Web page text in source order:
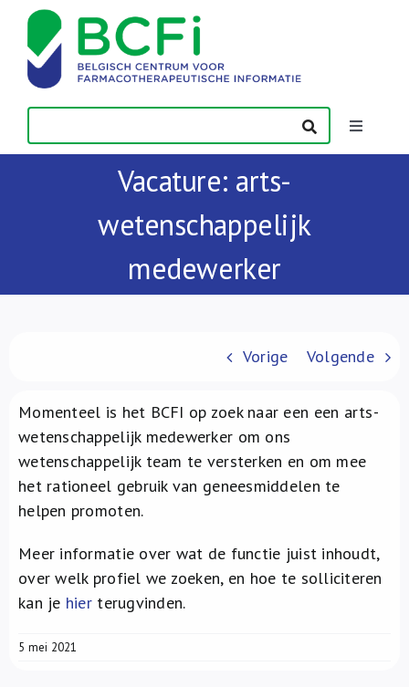
content
Toggle
Vorming
Over ons
Vacature: arts-
wetenschappelijk
medewerker
Vorige Volgende
Momenteel is het BCFI op zoek naar een een arts-
wetenschappelijk medewerker om ons
wetenschappelijk team te versterken en om mee
het rationeel gebruik van geneesmiddelen te
helpen promoten.
Meer informatie over wat de functie juist inhoudt,
over welk profiel we zoeken, en hoe te solliciteren
kan je hier terugvinden.
5 mei 2021